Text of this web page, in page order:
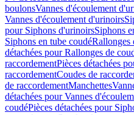
boulonsVannes d'écoulement
Vannes d'écoulement d'urinoirs
pour Siphons d'urinoirsSiphons
Siphons en tube coudéRallonges
détachées pour Rallonges de
raccordementPièces détachées
raccordementCoudes de
de raccordementManchettes
détachées pour Vannes
coudéPièces détachées pour